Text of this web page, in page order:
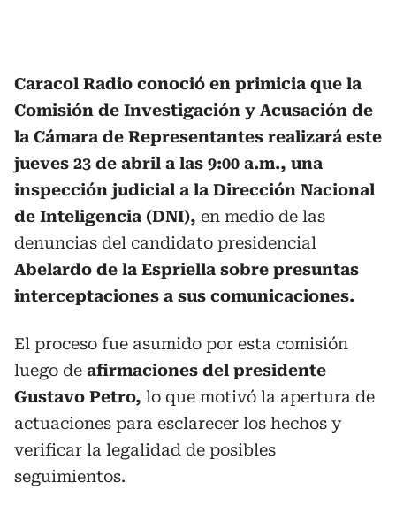
Caracol Radio conoció en primicia que la
Comisión de Investigación y Acusación de
la Cámara de Representantes realizará este
jueves 23 de abril a las 9:00 a.m., una
inspección judicial a la Dirección Nacional
de Inteligencia (DNI), en medio de las
denuncias del candidato presidencial
Abelardo de la Espriella sobre presuntas
interceptaciones a sus comunicaciones.
El proceso fue asumido por esta comisión
luego de afirmaciones del presidente
Gustavo Petro, lo que motivó la apertura de
actuaciones para esclarecer los hechos y
verificar la legalidad de posibles
seguimientos.